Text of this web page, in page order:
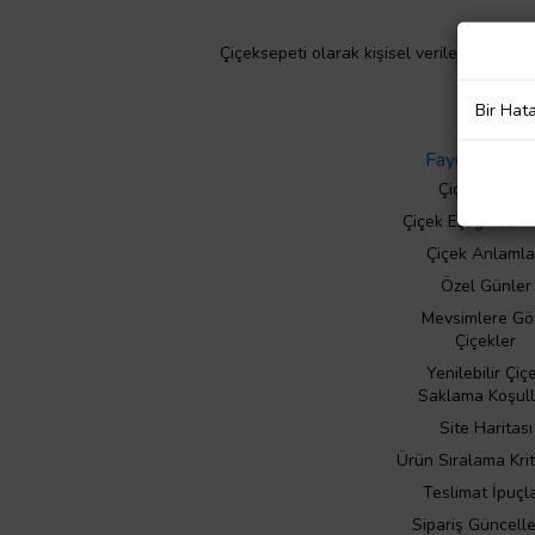
Çiçeksepeti olarak kişisel verilerinizin
Faydalı Bilgiler
Çiçek Bakımı
Çiçek Eşliğinde
Çiçek
Özel Günler
Mevsimlere
Çiçekler
Yenilebilir
Saklama
Site Haritası
Ürün Sıralama
Teslimat
Sipariş
Bir